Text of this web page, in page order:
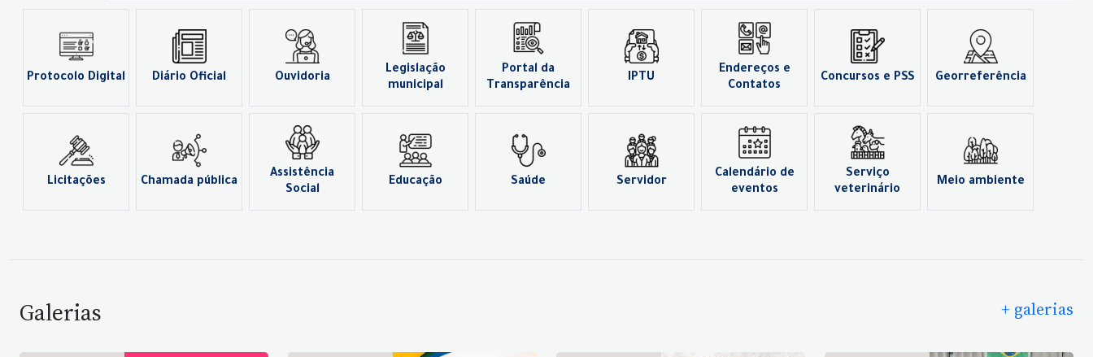
Protocolo Digital Diário Oficial Ouvidoria
Legislação
municipal
Portal da
Transparência
IPTU
Endereços e
Contatos
Concursos e PSS Georreferência
Licitações Chamada pública
Assistência
Social
Educação Saúde Servidor
Calendário de
eventos
Serviço
veterinário
Meio ambiente
Galerias + galerias